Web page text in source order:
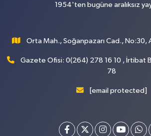
1954'ten bugüne aralıksız
Orta Mah., Soğanpazarı Cad., No:30,
Gazete Ofisi: 0(264) 278 16 10 , İrtibat
78
[email protected]